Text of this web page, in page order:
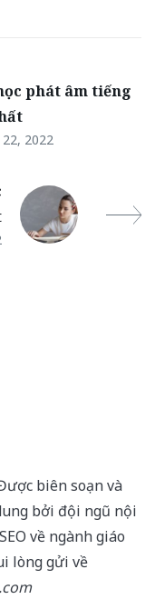
phát âm tiếng
22, 2022
biên soạn và
bởi đội ngũ nội
về ngành giáo
lòng gửi về